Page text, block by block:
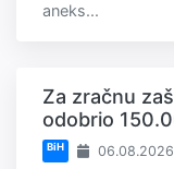
aneks...
Za zračnu
odobrio
BiH